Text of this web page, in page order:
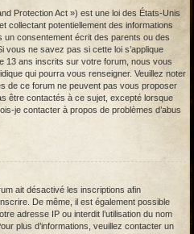
Protection Act ») est une loi des États-Unis
collectant potentiellement des informations
consentement écrit des parents ou des
ne savez pas si cette loi s’applique
13 ans inscrits sur votre forum, nous vous
qui pourra vous renseigner. Veuillez noter
de ce forum ne peuvent pas vous proposer
être contactés à ce sujet, excepté lorsque
je contacter à propos de problèmes d’abus
ait désactivé les inscriptions afin
De même, il est également possible
adresse IP ou interdit l’utilisation du nom
plus d’informations, veuillez contacter un